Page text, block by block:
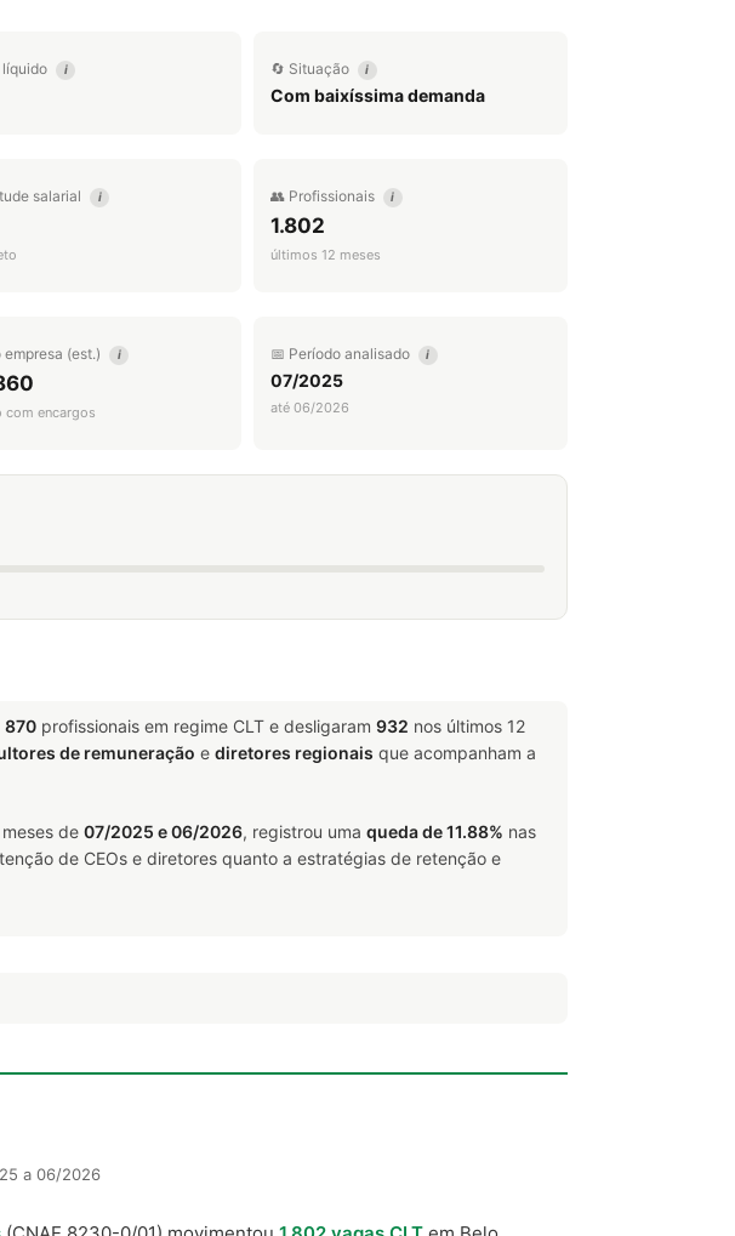
i 🔄 Situação i
Com baixíssima demanda
salarial i 👥 Profissionais i
1.802
últimos 12 meses
empresa (est.) i
com encargos
📅 Período analisado i
07/2025
até 06/2026
870 profissionais em regime CLT e desligaram 932 nos últimos 12
de remuneração e diretores regionais que acompanham a
de 07/2025 e 06/2026, registrou uma queda de 11.88% nas
de CEOs e diretores quanto a estratégias de retenção e
a 06/2026